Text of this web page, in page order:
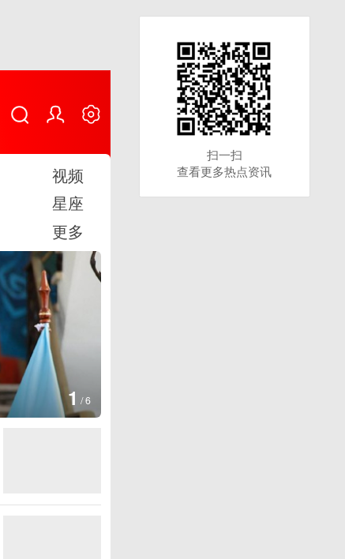
视频
星座
更多
1 /6
扫一扫
查看更多热点资讯
扫一扫
查看更多热点资讯